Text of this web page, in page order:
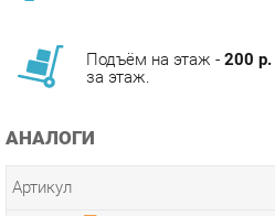
АНАЛОГИ
Артикул
u-0257773
ТЭГИ